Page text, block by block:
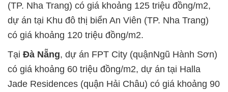
(TP. Nha Trang) có giá khoảng 125 triệu đồng/m2,
dự án tại Khu đô thị biển An Viên (TP. Nha Trang)
có giá khoảng 120 triệu đồng/m2.
Tại Đà Nẵng, dự án FPT City (quậnNgũ Hành Sơn)
có giá khoảng 60 triệu đồng/m2, dự án tại Halla
Jade Residences (quận Hải Châu) có giá khoảng 90